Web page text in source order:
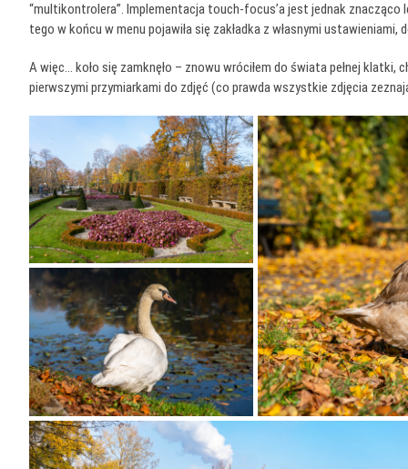
“multikontrolera”. Implementacja touch-focus’a jest jednak znacząco
tego w końcu w menu pojawiła się zakładka z własnymi
A więc… koło się zamknęło – znowu wróciłem do świata pełnej
pierwszymi przymiarkami do zdjęć (co prawda wszystkie zdjęcia